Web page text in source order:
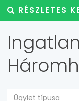
RÉSZLETES
Ügylet típusa